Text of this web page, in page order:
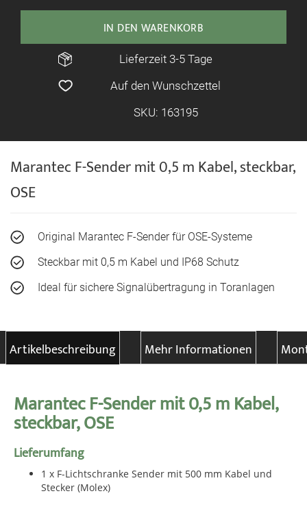
Marantec F-Sender mit 0,5 m Kabel, steckbar,
OSE
IN DEN WARENKORB
Lieferzeit 3-5 Tage
Auf den Wunschzettel
SKU: 163195
Original Marantec F-Sender für OSE-Systeme
Steckbar mit 0,5 m Kabel und IP68 Schutz
Ideal für sichere Signalübertragung in Toranlagen
Artikelbeschreibung Mehr Informationen
Marantec F-Sender mit 0,5 m Kabel,
steckbar, OSE
Lieferumfang
1 x F-Lichtschranke Sender mit 500 mm Kabel und
Stecker (Molex)